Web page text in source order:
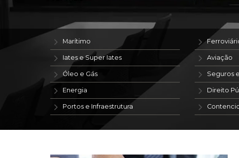
Marítimo
Iates e Super Iates
Óleo e Gás
Energia
Portos e Infraestrutura
Aviação
Seguros
Direito